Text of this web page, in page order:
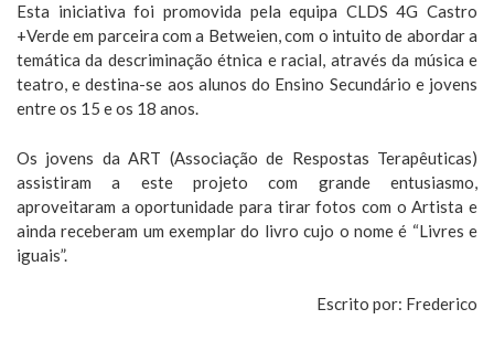
Esta iniciativa foi promovida pela equipa CLDS 4G Castro
+Verde em parceira com a Betweien, com o intuito de abordar a
temática da descriminação étnica e racial, através da música e
teatro, e destina-se aos alunos do Ensino Secundário e jovens
entre os 15 e os 18 anos.
Os jovens da ART (Associação de Respostas Terapêuticas)
assistiram a este projeto com grande entusiasmo,
aproveitaram a oportunidade para tirar fotos com o Artista e
ainda receberam um exemplar do livro cujo o nome é “Livres e
iguais”.
Escrito por: Frederico